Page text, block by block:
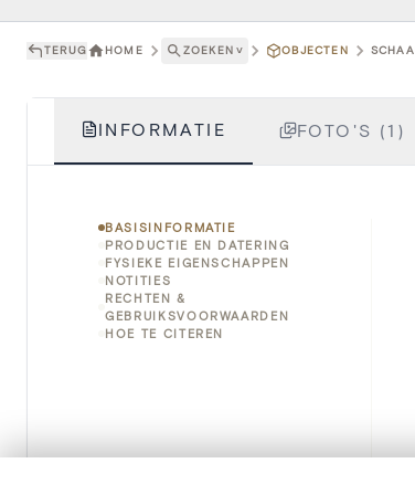
TERUG HOME ZOEKEN ˅ OBJECTEN
INFORMATIE FOTO'S (1)
BASISINFORMATIE
PRODUCTIE EN DATERING
FYSIEKE EIGENSCHAPPEN
NOTITIES
RECHTEN &
GEBRUIKSVOORWAARDEN
HOE TE CITEREN